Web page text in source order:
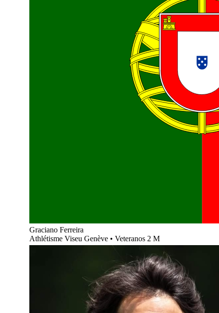
Graciano Ferreira
Athlétisme Viseu Genève • Veteranos 2 M